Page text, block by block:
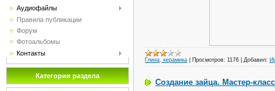
Аудиофайлы
Правила публикации
Форум
Фотоальбомы
Контакты
Категории раздела
Глина, керамика Просмотров: 1176 Добавил:
Создание зайца. Мастер-класс